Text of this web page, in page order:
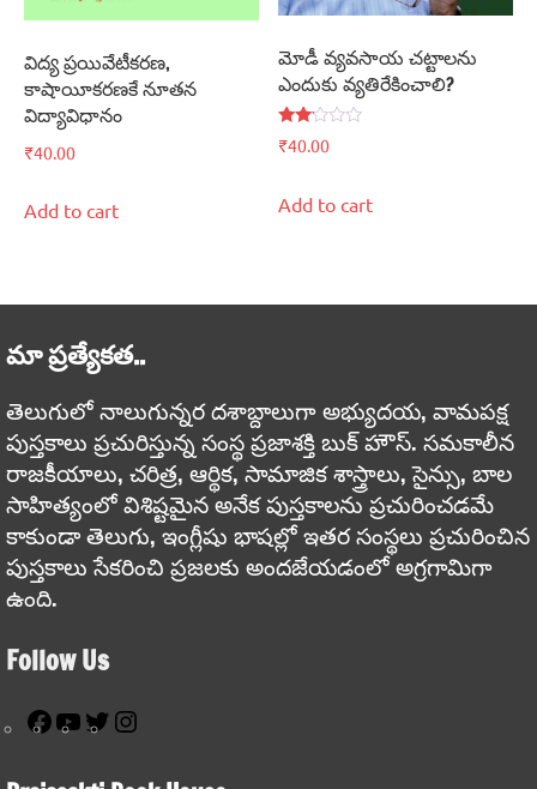
విద్య ప్రయివేటీకరణ,
కాషాయీకరణకే నూతన
విద్యావిధానం
₹40.00
Add to cart
మోడీ వ్యవసాయ చట్టాలను
ఎందుకు వ్యతిరేకించాలి?
Rated
2.00
₹40.00
Add to cart
మా ప్రత్యేకత..
తెలుగులో నాలుగున్నర దశాబ్దాలుగా అభ్యుదయ, వామపక్ష
పుస్తకాలు ప్రచురిస్తున్న సంస్థ ప్రజాశక్తి బుక్ హౌస్. సమకాలీన
రాజకీయాలు, చరిత్ర, ఆర్థిక, సామాజిక శాస్త్రాలు, సైన్సు, బాల
సాహిత్యంలో విశిష్టమైన అనేక పుస్తకాలను ప్రచురించడమే
కాకుండా తెలుగు, ఇంగ్లీషు భాషల్లో ఇతర సంస్థలు ప్రచురించిన
పుస్తకాలు సేకరించి ప్రజలకు అందజేయడంలో అగ్రగామిగా
ఉంది.
Follow Us
Facebook
YouTubeTwitter